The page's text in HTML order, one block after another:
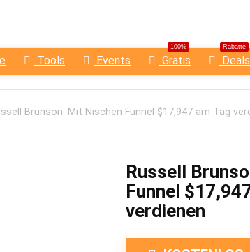
Tools Events
100%
Gratis
Rabatte
Deals
Brunson: Mit Nischen Funnel $17,947 am Tag
Russell
Funnel
verdienen